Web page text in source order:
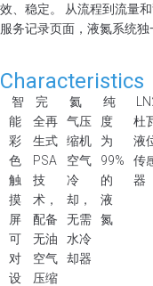
效、稳定。 从流程到流量
服务记录页面，液氮系统独
Characteristics
智
能
彩
色
触
摸
屏
可
对
设
完
全再
生式
PSA
技
术，
配备
无油
空气
压缩
氦
气压
缩机
空气
冷
却，
无需
水冷
却器
纯
度
为
99%
的
液
氮
杜
液
传
器